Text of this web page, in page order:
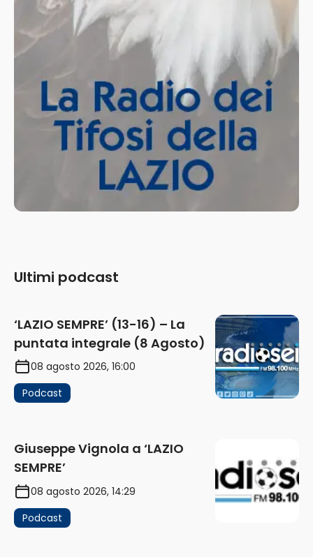
Ultimi podcast
‘LAZIO SEMPRE’ (13-16) – La
puntata integrale (8 Agosto)
08 agosto 2026, 16:00
Podcast
Giuseppe Vignola a ‘LAZIO
SEMPRE’
08 agosto 2026, 14:29
Podcast